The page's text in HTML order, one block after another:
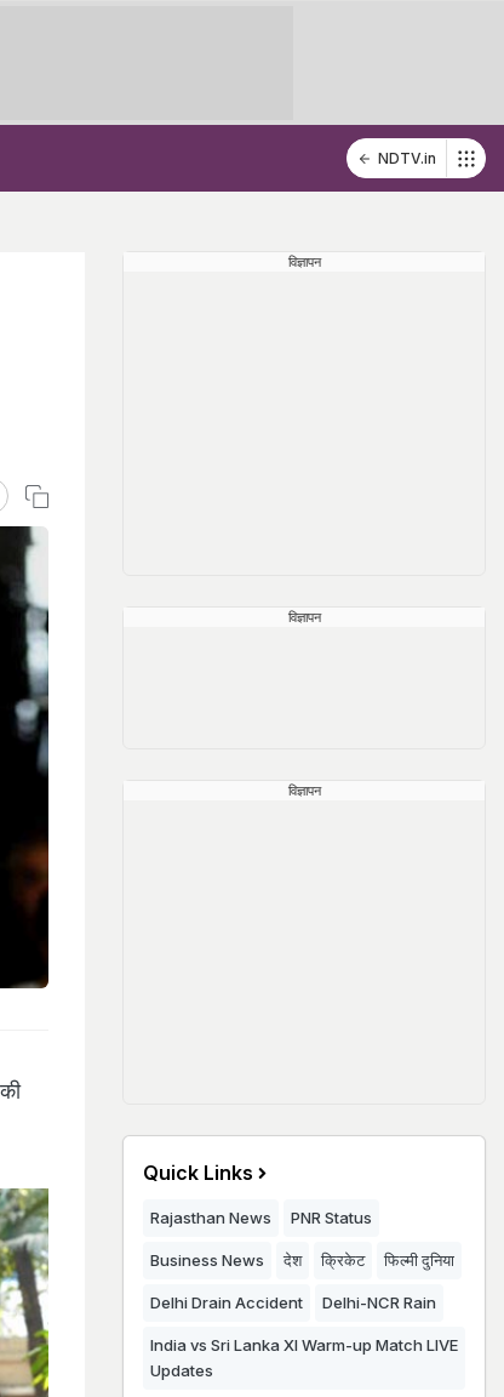
NDTV.in
विज्ञापन
विज्ञापन
विज्ञापन
Quick Links
Rajasthan News PNR Status
Business News देश क्रिकेट फिल्मी दुनिया
Delhi Drain Accident Delhi-NCR Rain
India vs Sri Lanka XI Warm-up Match LIVE
Updates